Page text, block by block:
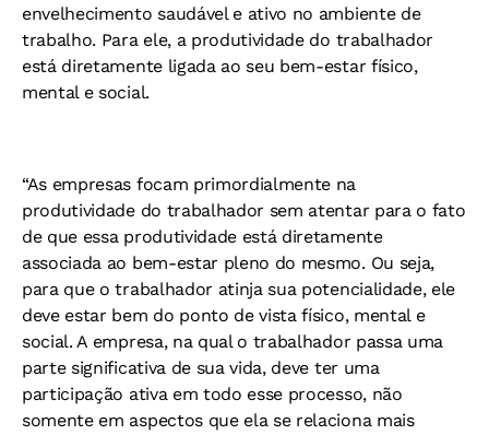
envelhecimento saudável e ativo no ambiente de
trabalho. Para ele, a produtividade do trabalhador
está diretamente ligada ao seu bem-estar físico,
mental e social.
“As empresas focam primordialmente na
produtividade do trabalhador sem atentar para o fato
de que essa produtividade está diretamente
associada ao bem-estar pleno do mesmo. Ou seja,
para que o trabalhador atinja sua potencialidade, ele
deve estar bem do ponto de vista físico, mental e
social. A empresa, na qual o trabalhador passa uma
parte significativa de sua vida, deve ter uma
participação ativa em todo esse processo, não
somente em aspectos que ela se relaciona mais